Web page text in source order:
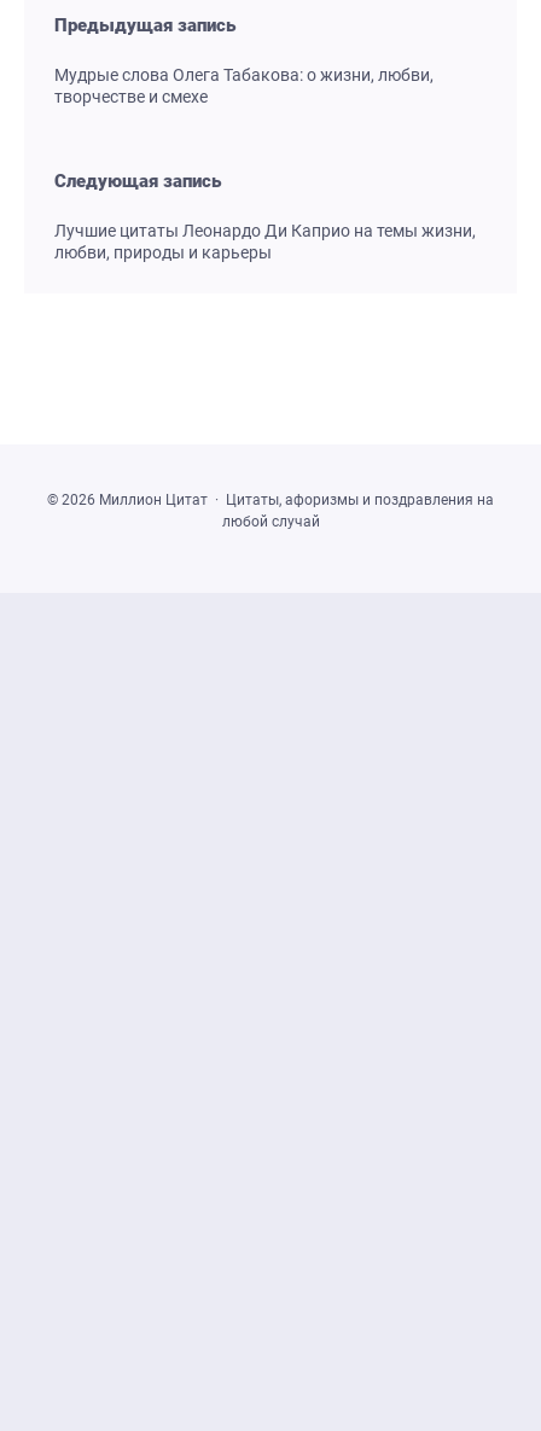
Предыдущая запись
Мудрые слова Олега Табакова: о жизни, любви,
творчестве и смехе
Следующая запись
Лучшие цитаты Леонардо Ди Каприо на темы жизни,
любви, природы и карьеры
© 2026 Миллион Цитат ·
Цитаты, афоризмы и поздравления на
любой случай